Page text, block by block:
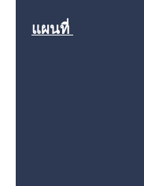
แผนที่